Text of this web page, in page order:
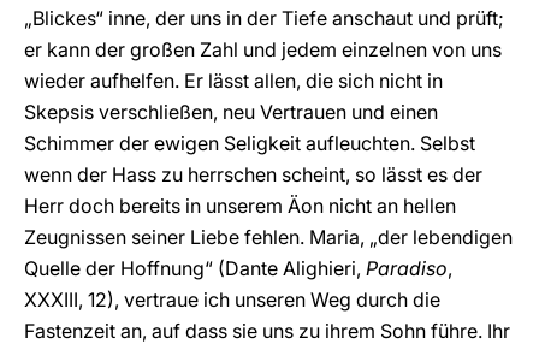
„Blickes“ inne, der uns in der Tiefe anschaut und prüft;
er kann der großen Zahl und jedem einzelnen von uns
wieder aufhelfen. Er lässt allen, die sich nicht in
Skepsis verschließen, neu Vertrauen und einen
Schimmer der ewigen Seligkeit aufleuchten. Selbst
wenn der Hass zu herrschen scheint, so lässt es der
Herr doch bereits in unserem Äon nicht an hellen
Zeugnissen seiner Liebe fehlen. Maria, „der lebendigen
Quelle der Hoffnung“ (Dante Alighieri, Paradiso,
XXXIII, 12), vertraue ich unseren Weg durch die
Fastenzeit an, auf dass sie uns zu ihrem Sohn führe. Ihr